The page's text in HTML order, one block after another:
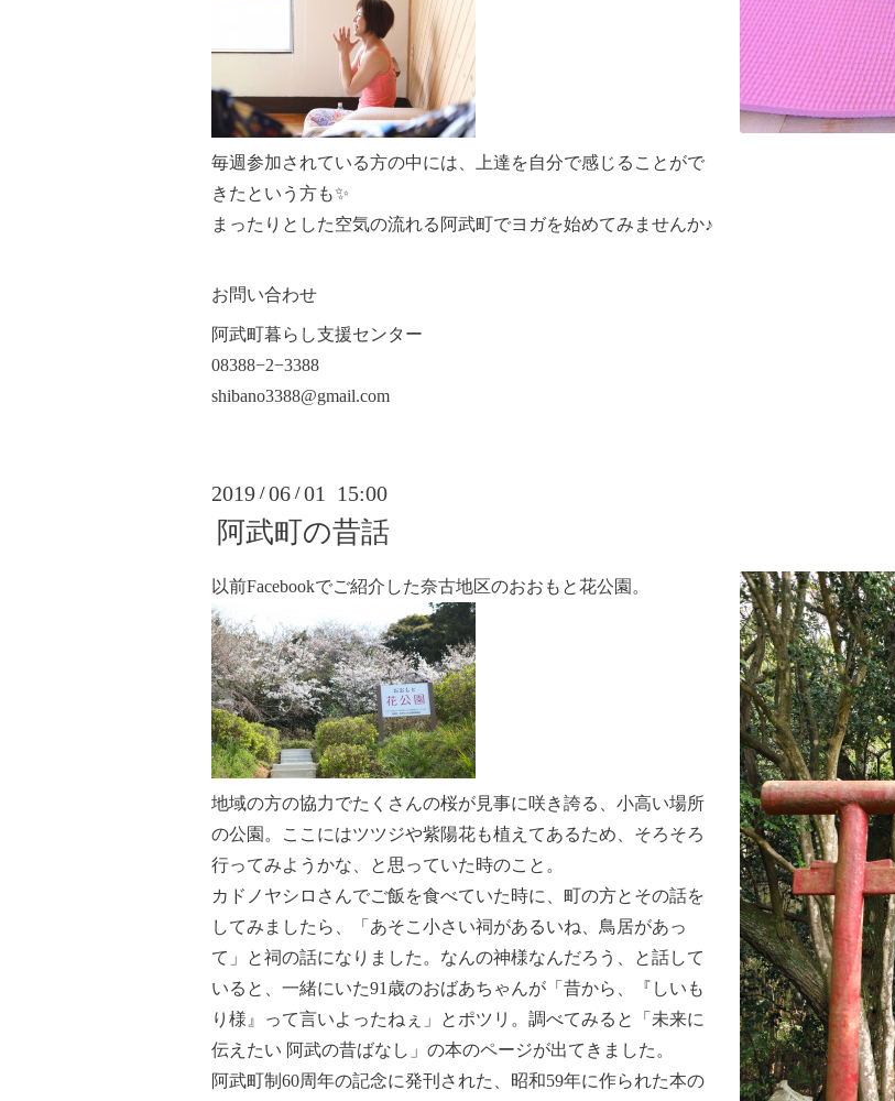
毎週参加されている方の中には、上達を自分で感じることがで
きたという方も✨
まったりとした空気の流れる阿武町でヨガを始めてみませんか♪
お問い合わせ
阿武町暮らし支援センター
08388−2−3388
shibano3388@gmail.com
2019 /06 /01 15:00
阿武町の昔話
以前Facebookでご紹介した奈古地区のおおもと花公園。
地域の方の協力でたくさんの桜が見事に咲き誇る、小高い場所
の公園。ここにはツツジや紫陽花も植えてあるため、そろそろ
行ってみようかな、と思っていた時のこと。
カドノヤシロさんでご飯を食べていた時に、町の方とその話を
してみましたら、「あそこ小さい祠があるいね、鳥居があっ
て」と祠の話になりました。なんの神様なんだろう、と話して
いると、一緒にいた91歳のおばあちゃんが「昔から、『しいも
り様』って言いよったねぇ」とポツリ。調べてみると「未来に
伝えたい 阿武の昔ばなし」の本のページが出てきました。
阿武町制60周年の記念に発刊された、昭和59年に作られた本の